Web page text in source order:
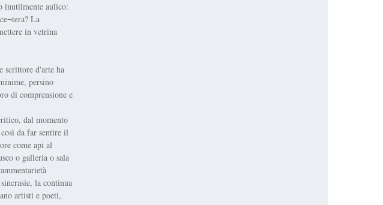
inutilmente aulico:
La
in vetrina
scrittore d'arte ha
persino
di comprensione e
dal momento
da far sentire il
come api al
o galleria o sala
la continua
artisti e poeti,